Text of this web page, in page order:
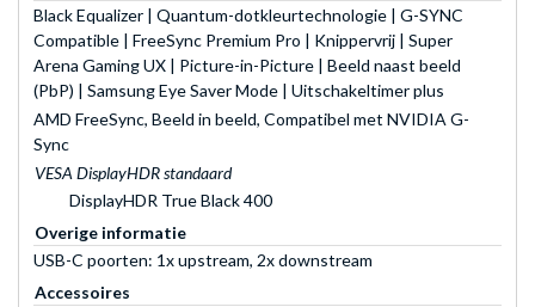
Black Equalizer | Quantum-dotkleurtechnologie | G-SYNC
Compatible | FreeSync Premium Pro | Knippervrij | Super
Arena Gaming UX | Picture-in-Picture | Beeld naast beeld
(PbP) | Samsung Eye Saver Mode | Uitschakeltimer plus
AMD FreeSync, Beeld in beeld, Compatibel met NVIDIA G-
Sync
VESA DisplayHDR standaard
DisplayHDR True Black 400
Overige informatie
USB-C poorten: 1x upstream, 2x downstream
Accessoires